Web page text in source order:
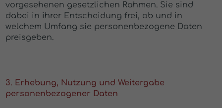
vorgesehenen gesetzlichen Rahmen. Sie sind
dabei in ihrer Entscheidung frei, ob und in
welchem Umfang sie personenbezogene Daten
preisgeben.
3. Erhebung, Nutzung und Weitergabe
personenbezogener Daten